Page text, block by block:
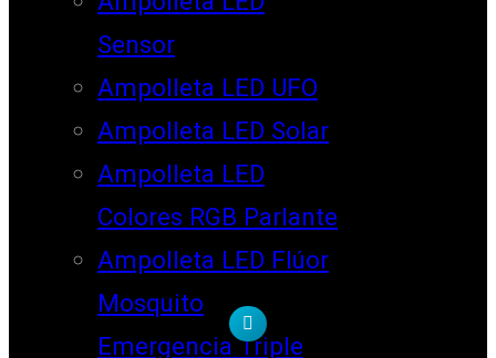
Sensor
Ampolleta LED UFO
Ampolleta LED Solar
Ampolleta LED
Colores RGB Parlante
Ampolleta LED Flúor
Mosquito
Emergencia Triple